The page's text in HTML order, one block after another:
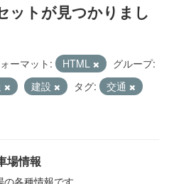
ットが見つかりまし
ーマット: HTML
グループ:
建設 タグ:
交通
場情報
各種情報です。